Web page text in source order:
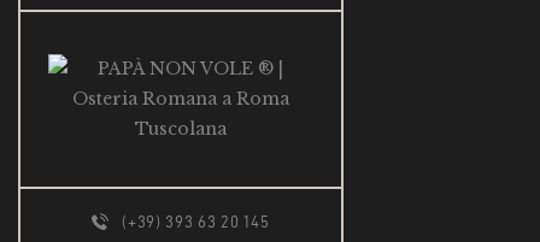
(+39) 393 63 20 145